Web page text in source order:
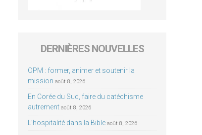
DERNIÈRES NOUVELLES
OPM : former, animer et soutenir la
mission août 8, 2026
En Corée du Sud, faire du catéchisme
autrement août 8, 2026
L’hospitalité dans la Bible août 8, 2026